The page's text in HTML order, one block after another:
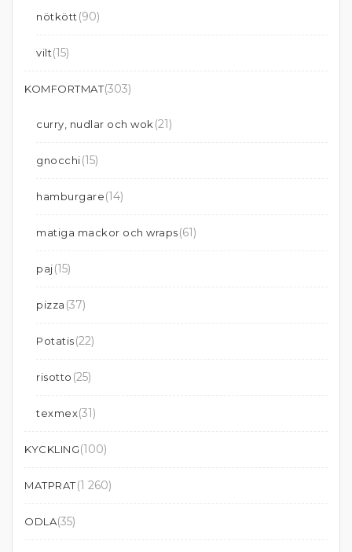
nötkött (90)
vilt(15)
KOMFORTMAT(303)
curry, nudlar och wok (21)
gnocchi(15)
hamburgare(14)
matiga mackor och wraps(61)
paj(15)
pizza (37)
Potatis(22)
risotto (25)
texmex(31)
KYCKLING(100)
MATPRAT(1 260)
ODLA(35)